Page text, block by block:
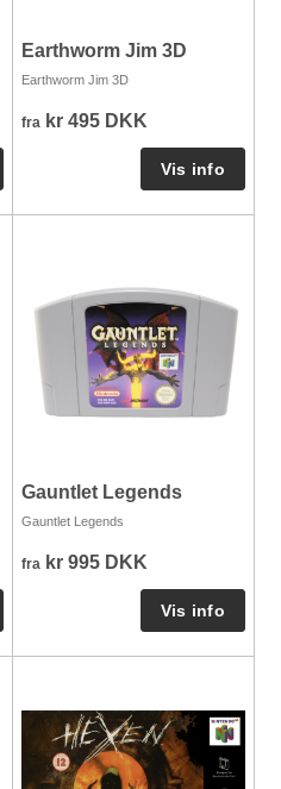
Earthworm Jim 3D
Earthworm Jim 3D
fra kr 495 DKK
Gauntlet Legends
Gauntlet Legends
fra kr 995 DKK